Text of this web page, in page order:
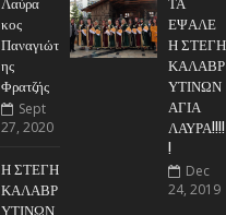
κος
Παναγιώτ
ης
Φρατζής
Sept
27, 2020
Η ΣΤΕΓΗ
ΚΑΛΑΒΡ
ΥΤΙΝΩΝ
ΕΨΑΛΕ
Η ΣΤΕΓΗ
ΚΑΛΑΒΡ
ΥΤΙΝΩΝ
ΑΓΙΑ
ΛΑΥΡΑ!!!!
!
Dec
24, 2019